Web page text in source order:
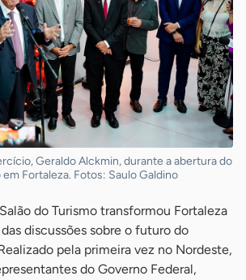
Geraldo Alckmin, durante a abertura do
em Fortaleza. Fotos: Saulo Galdino
do Turismo transformou Fortaleza
discussões sobre o futuro do
pela primeira vez no Nordeste,
do Governo Federal,